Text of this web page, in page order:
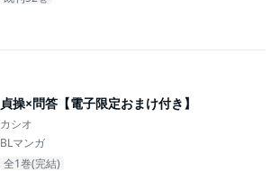
貞操×問答【電子限定おまけ付き】
カシオ
BLマンガ
全1巻(完結)